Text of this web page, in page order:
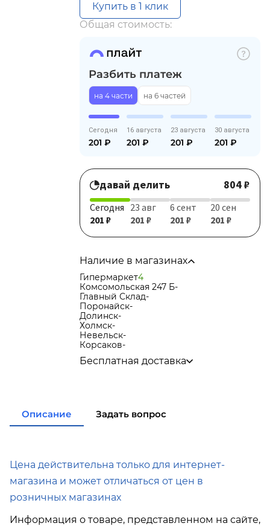
Купить в 1 клик
Общая стоимость:
Разбить платеж
на 4 части на 6 частей
Сегодня
201 ₽
16 августа
201 ₽
23 августа
201 ₽
30 августа
201 ₽
давай делить 804 ₽
Сегодня
201 ₽
23 авг
201 ₽
6 сент
201 ₽
20 сен
201 ₽
Наличие в магазинах
Гипермаркет4
Комсомольская 247 Б-
Главный Склад-
Поронайск-
Долинск-
Холмск-
Невельск-
Корсаков-
Бесплатная доставка
от 35 000р
в город Поронайск при покупке
Описание Задать вопрос
Цена действительна только для интернет-
магазина и может отличаться от цен в
розничных магазинах
Информация о товаре, представленном на сайте,